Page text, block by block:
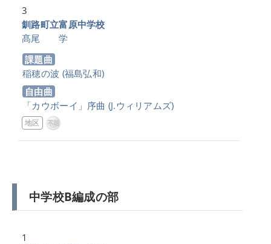
3
釧路町立富原中学校
髙尾 学
課題曲
稲穂の波 (福島弘和)
自由曲
「カウボーイ」序曲 (J.ウィリアムズ)
地区
中学校B編成の部
1